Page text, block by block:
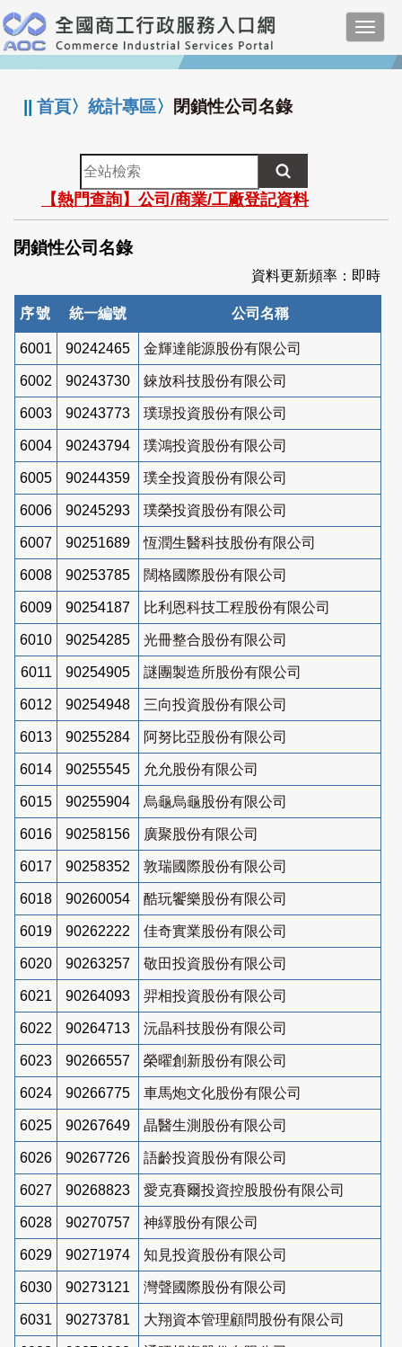
跳
到
主
要
:::
||首頁〉統計專區〉 閉鎖性公司名錄
全
站
檢
索
【熱門查詢】公司/商業/工廠登記資料
閉鎖性公司名錄
資料更新頻率：即時
序號 統一編號 公司名稱
6001 90242465 金輝達能源股份有限公司
6002 90243730 錸放科技股份有限公司
6003 90243773 璞璟投資股份有限公司
6004 90243794 璞鴻投資股份有限公司
6005 90244359 璞全投資股份有限公司
6006 90245293 璞榮投資股份有限公司
6007 90251689 恆潤生醫科技股份有限公司
6008 90253785 闊格國際股份有限公司
6009 90254187 比利恩科技工程股份有限公司
6010 90254285 光冊整合股份有限公司
6011 90254905 謎團製造所股份有限公司
6012 90254948 三向投資股份有限公司
6013 90255284 阿努比亞股份有限公司
6014 90255545 允允股份有限公司
6015 90255904 烏龜烏龜股份有限公司
6016 90258156 廣聚股份有限公司
6017 90258352 敦瑞國際股份有限公司
6018 90260054 酷玩饗樂股份有限公司
6019 90262222 佳奇實業股份有限公司
6020 90263257 敬田投資股份有限公司
6021 90264093 羿相投資股份有限公司
6022 90264713 沅晶科技股份有限公司
6023 90266557 榮曜創新股份有限公司
6024 90266775 車馬炮文化股份有限公司
6025 90267649 晶醫生測股份有限公司
6026 90267726 語齡投資股份有限公司
6027 90268823 愛克賽爾投資控股股份有限公司
6028 90270757 神繹股份有限公司
6029 90271974 知見投資股份有限公司
6030 90273121 灣聲國際股份有限公司
6031 90273781 大翔資本管理顧問股份有限公司